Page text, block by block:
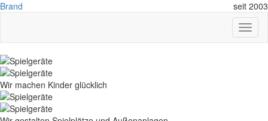
Brand
seit 2003
Wir machen Kinder glücklich